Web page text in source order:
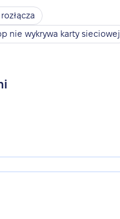
nie wykrywa karty sieciowej